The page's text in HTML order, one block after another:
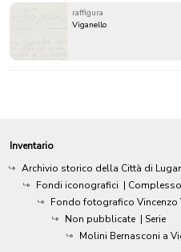
raffigura
Viganello
Inventario
Archivio storico della Città di
Fondi iconografici |
Fondo fotografico Vincenzo
Non pubblicate | Serie
Molini Bernasconi a